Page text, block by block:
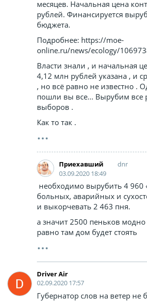
месяцев. Начальная цена
рублей. Финансируется
бюджета.
Подробнее: https://moe-
online.ru/news/ecology/
Власти знали , и начальная
4,12 млн рублей указана , и
, но всё равно не известно .
пошли вы все... Вырубим все
выборов .
Как то так .
Приехавший
dnr
03.09.2020 18:49
необходимо вырубить 4 960
больных, аварийных и
и выкорчевать 2 463 пня.
а значит 2500 пеньков модно
равно там дом будет стоять
Driver Air
02.09.2020 17:57
Губернатор слов на ветер не